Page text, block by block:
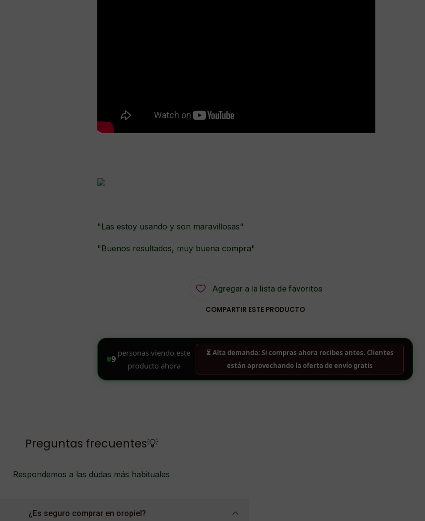
"Las estoy usando y son maravillosas"
"Buenos resultados, muy buena compra"
Agregar a la lista de favoritos
COMPARTIR ESTE PRODUCTO
Preguntas frecuentes💡
Respondemos a las dudas más habituales
¿Es seguro comprar en oropiel?